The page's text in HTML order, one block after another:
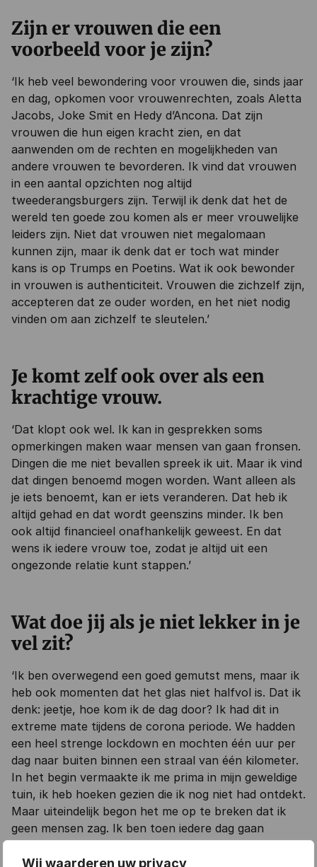
Wij waarderen uw privacy
Zijn er vrouwen die een
voorbeeld voor je zijn?
‘Ik heb veel bewondering voor vrouwen die, sinds jaar
en dag, opkomen voor vrouwenrechten, zoals Aletta
Jacobs, Joke Smit en Hedy d’Ancona. Dat zijn
vrouwen die hun eigen kracht zien, en dat
aanwenden om de rechten en mogelijkheden van
andere vrouwen te bevorderen. Ik vind dat vrouwen
in een aantal opzichten nog altijd
tweederangsburgers zijn. Terwijl ik denk dat het de
wereld ten goede zou komen als er meer vrouwelijke
leiders zijn. Niet dat vrouwen niet megalomaan
kunnen zijn, maar ik denk dat er toch wat minder
kans is op Trumps en Poetins. Wat ik ook bewonder
in vrouwen is authenticiteit. Vrouwen die zichzelf zijn,
accepteren dat ze ouder worden, en het niet nodig
vinden om aan zichzelf te sleutelen.’
Je komt zelf ook over als een
krachtige vrouw.
‘Dat klopt ook wel. Ik kan in gesprekken soms
opmerkingen maken waar mensen van gaan fronsen.
Dingen die me niet bevallen spreek ik uit. Maar ik vind
dat dingen benoemd mogen worden. Want alleen als
je iets benoemt, kan er iets veranderen. Dat heb ik
altijd gehad en dat wordt geenszins minder. Ik ben
ook altijd financieel onafhankelijk geweest. En dat
wens ik iedere vrouw toe, zodat je altijd uit een
ongezonde relatie kunt stappen.’
Wat doe jij als je niet lekker in je
vel zit?
‘Ik ben overwegend een goed gemutst mens, maar ik
heb ook momenten dat het glas niet halfvol is. Dat ik
denk: jeetje, hoe kom ik de dag door? Ik had dit in
extreme mate tijdens de corona periode. We hadden
een heel strenge lockdown en mochten één uur per
dag naar buiten binnen een straal van één kilometer.
In het begin vermaakte ik me prima in mijn geweldige
tuin, ik heb hoeken gezien die ik nog niet had ontdekt.
Maar uiteindelijk begon het me op te breken dat ik
geen mensen zag. Ik ben toen iedere dag gaan
wereld is nooit helemaal wit, maar ook nooit helemaal